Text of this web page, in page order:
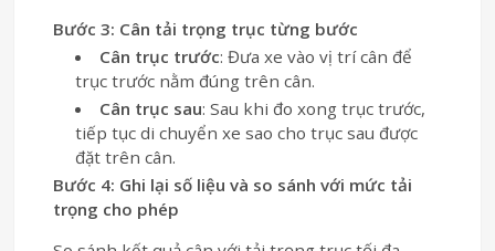
Bước 3: Cân tải trọng trục từng bước
Cân trục trước: Đưa xe vào vị trí cân để
trục trước nằm đúng trên cân.
Cân trục sau: Sau khi đo xong trục trước,
tiếp tục di chuyển xe sao cho trục sau được
đặt trên cân.
Bước 4: Ghi lại số liệu và so sánh với mức tải
trọng cho phép